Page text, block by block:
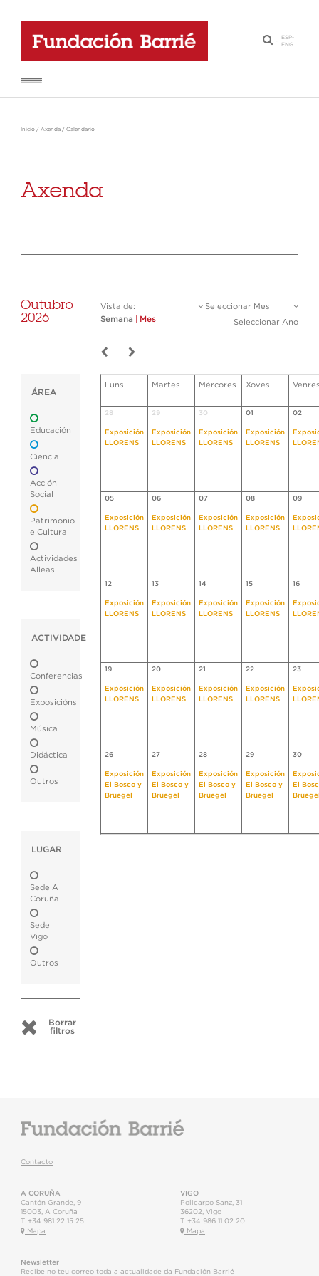
·
ESP-
ENG
Inicio / Axenda / Calendario
Axenda
Outubro
2026
Vista de:
Semana
Mes
Seleccionar Mes
Seleccionar Ano
ÁREA
Educación
Ciencia
Acción
Social
Patrimonio
e Cultura
Actividades
Alleas
ACTIVIDADE
Conferencias
Exposicións
Música
Didáctica
Outros
LUGAR
Sede A
Coruña
Sede
Vigo
Outros
Borrar
filtros
Luns Martes Mércores Xoves
28
Exposición
LLORENS
29
Exposición
LLORENS
30
Exposición
LLORENS
01
Exposición
LLORENS
02
05
Exposición
LLORENS
06
Exposición
LLORENS
07
Exposición
LLORENS
08
Exposición
LLORENS
09
12
Exposición
LLORENS
13
Exposición
LLORENS
14
Exposición
LLORENS
15
Exposición
LLORENS
16
19
Exposición
LLORENS
20
Exposición
LLORENS
21
Exposición
LLORENS
22
Exposición
LLORENS
23
26
Exposición
El Bosco y
Bruegel
27
Exposición
El Bosco y
Bruegel
28
Exposición
El Bosco y
Bruegel
29
Exposición
El Bosco y
Bruegel
30
El
Contacto
A CORUÑA
Cantón Grande, 9
15003
A Coruña
T. +34 981 22 15 25
Mapa
VIGO
Policarpo Sanz, 31
36202 Vigo
T. +34 986 11 02 20
Mapa
Newsletter
Recibe no teu correo toda a actualidade da Fundación Barrié